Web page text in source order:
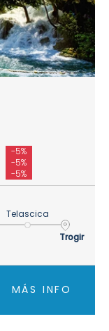
-5%
-5%
-5%
Telascica
Trogir
MÁS INFO